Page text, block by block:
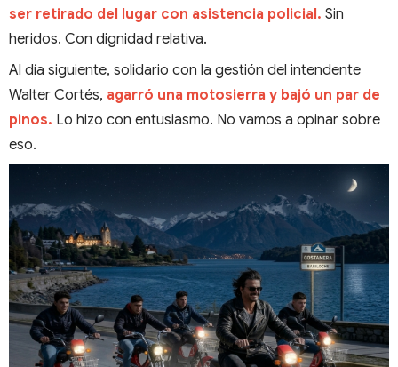
ser retirado del lugar con asistencia policial. Sin
heridos. Con dignidad relativa.
Al día siguiente, solidario con la gestión del intendente
Walter Cortés, agarró una motosierra y bajó un par de
pinos. Lo hizo con entusiasmo. No vamos a opinar sobre
eso.